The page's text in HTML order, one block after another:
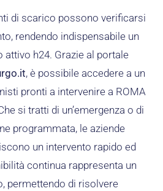
di scarico possono verificarsi
rendendo indispensabile un
attivo h24. Grazie al portale
, è possibile accedere a un
pronti a intervenire a ROMA
si tratti di un’emergenza o di
programmata, le aziende
un intervento rapido ed
continua rappresenta un
permettendo di risolvere